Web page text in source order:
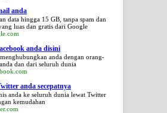
anda
data hingga 15 GB, tanpa spam dan
luas dan gratis dari Google
anda disini
anda dengan orang-
dan dari seluruh dunia
anda secepatnya
anda ke seluruh dunia lewat Twitter
kemudahan